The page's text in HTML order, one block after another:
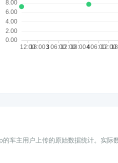
车主用户上传的原始数据统计。实际